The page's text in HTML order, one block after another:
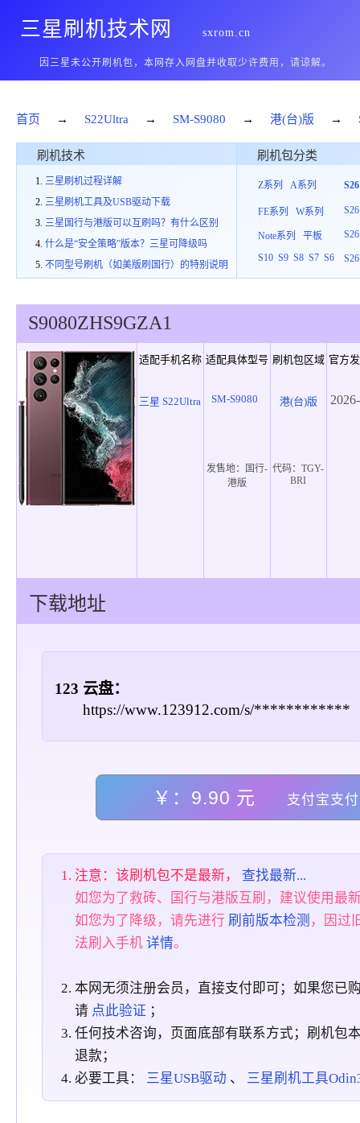
三星刷机技术网 sxrom.cn
因三星未公开刷机包，本网存入网盘并收取少许费用，请谅解。
首页 → S22Ultra → SM-S9080 → 港(台)版 →
刷机技术
三星刷机过程详解
三星刷机工具及USB驱动下载
三星国行与港版可以互刷吗？有什么区别
什么是“安全策略”版本？三星可降级吗
不同型号刷机（如美版刷国行）的特别说明
刷机包分类
Z系列 A系列
FE系列 W系列
Note系列
平板
S10 S9 S8 S7 S6
S26
S9080ZHS9GZA1
适配手机名称 适配具体型号 刷机包区域 官方
三星 S22Ultra SM-S9080 港(台)版
发售地：
国行-
港版
代码：TGY-
BRI
下载地址
123 云盘：
https://www.123912.com/s/************
￥：9.90 元 支付宝支付
注意：该刷机包不是最新， 查找最新...
如您为了救砖、国行与港版互刷，建议使用最
如您为了降级，请先进行 刷前版本检测 ，因过
法刷入手机详情。
本网无须注册会员，直接支付即可；如果您已
请 点此验证 ；
任何技术咨询，页面底部有联系方式；刷机包
退款；
必要工具： 三星USB驱动 、 三星刷机工具